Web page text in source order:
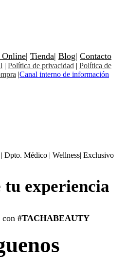
Online| Tienda| Blog| Contacto
| Política de privacidad | Política de
|Canal interno de información
| Dpto. Médico | Wellness| Exclusivo
experiencia
con #TACHABEAUTY